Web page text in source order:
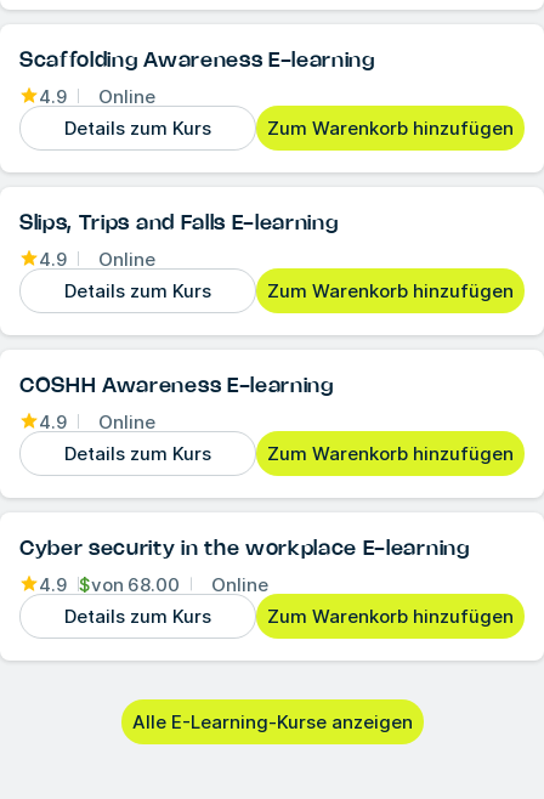
Scaffolding Awareness E-learning
4.9
Online
Details zum Kurs
Zum Warenkorb hinzufügen
Slips, Trips and Falls E-learning
4.9
Online
Details zum Kurs
Zum Warenkorb hinzufügen
COSHH Awareness E-learning
4.9
Online
Details zum Kurs
Zum Warenkorb hinzufügen
Cyber security in the workplace E-learning
4.9 $von 68.00
Online
Details zum Kurs
Zum Warenkorb hinzufügen
Alle E-Learning-Kurse anzeigen